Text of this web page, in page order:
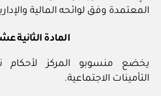
المعتمدة وفق لوائحه المالية
المادة الثانية
يخضع منسوبو المركز لأحكام
التأمينات الاجتماعية.